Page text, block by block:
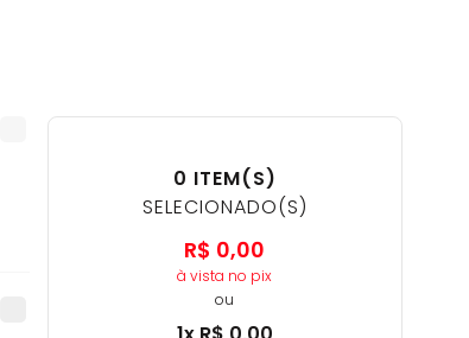
0 ITEM(S)
SELECIONADO(S)
R$ 0,00
à vista no pix
ou